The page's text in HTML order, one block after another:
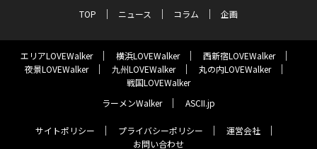
TOP ニュース コラム 企画
エリアLOVEWalker 横浜LOVEWalker
西新宿LOVEWalker
夜景LOVEWalker
九州LOVEWalker
丸の内LOVEWalker
戦国LOVEWalker
ラーメンWalker
ASCII.jp
サイトポリシー プライバシーポリシー
運営会社
お問い合わせ